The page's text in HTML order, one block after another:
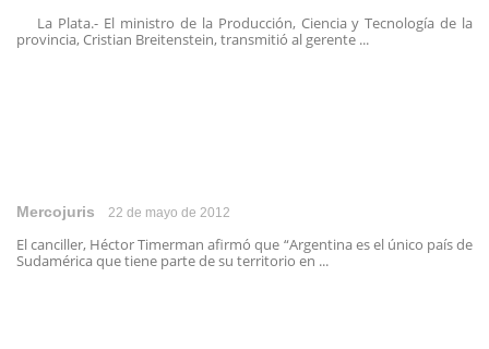
La Plata.- El ministro de la Producción, Ciencia y Tecnología de la
provincia, Cristian Breitenstein, transmitió al gerente ...
Mercojuris 22 de mayo de 2012
El canciller, Héctor Timerman afirmó que “Argentina es el único país de
Sudamérica que tiene parte de su territorio en ...